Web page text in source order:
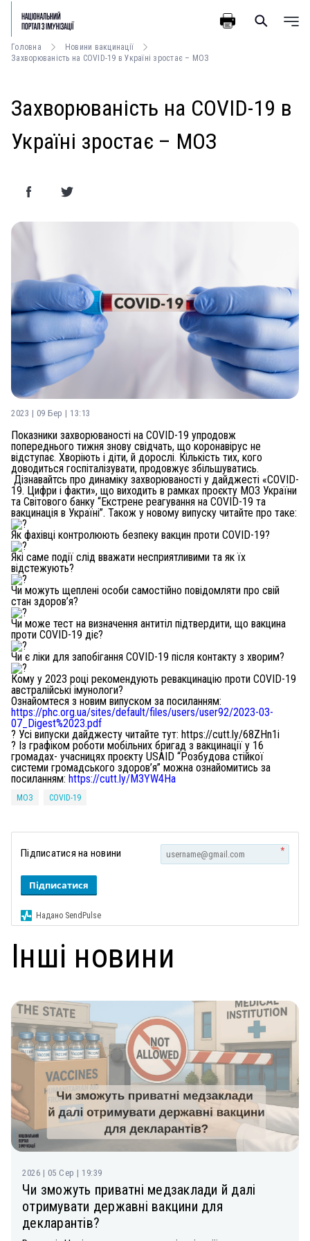
Головна
Новини вакцинації
Захворюваність на COVID-19 в Україні зростає – МОЗ
Захворюваність на COVID-19 в
Україні зростає – МОЗ
2023 | 09 Бер | 13:13
Показники захворюваності на COVID-19 упродовж
попереднього тижня знову свідчать, що коронавірус не
відступає. Хворіють і діти, й дорослі. Кількість тих, кого
доводиться госпіталізувати, продовжує збільшуватись.
Дізнавайтсь про динаміку захворюваності у дайджесті «COVID-
19. Цифри і факти», що виходить в рамках проєкту МОЗ України
та Світового банку “Екстрене реагування на COVID-19 та
вакцинація в Україні”. Також у новому випуску читайте про таке:
Як фахівці контролюють безпеку вакцин проти COVID-19?
Які саме події слід вважати несприятливими та як їх
відстежують?
Чи можуть щеплені особи самостійно повідомляти про свій
стан здоров’я?
Чи може тест на визначення антитіл підтвердити, що вакцина
проти COVID-19 діє?
Чи є ліки для запобігання COVID-19 після контакту з хворим?
Кому у 2023 році рекомендують ревакцинацію проти COVID-19
австралійські імунологи?
Ознайомтеся з новим випуском за посиланням:
https://phc.org.ua/sites/default/files/users/user92/2023-03-
07_Digest%2023.pdf
? Усі випуски дайджесту читайте тут: https://cutt.ly/68ZHn1i
? Із графіком роботи мобільних бригад з вакцинації у 16
громадах- учасницях проєкту USAID “Розбудова стійкої
системи громадського здоров’я” можна ознайомитись за
посиланням: https://cutt.ly/M3YW4Ha
МОЗ COVID-19
Підписатися на новини *
Підписатися
Надано SendPulse
Інші новини
2026 | 05 Сер | 19:39
Чи зможуть приватні медзаклади й далі
отримувати державні вакцини для
декларантів?